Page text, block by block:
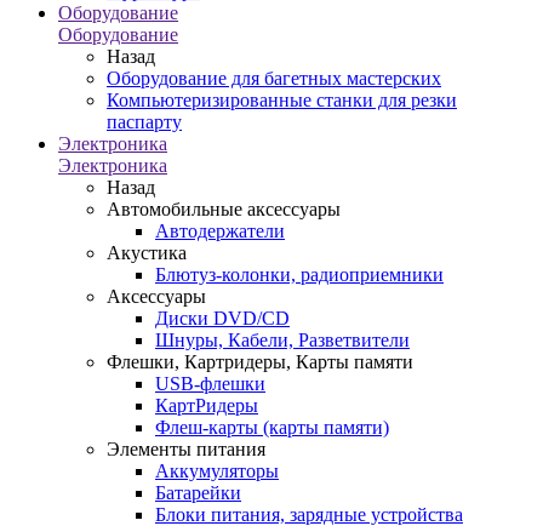
Оборудование
Оборудование
Назад
Оборудование для багетных мастерских
Компьютеризированные станки для резки
паспарту
Электроника
Электроника
Назад
Автомобильные аксессуары
Автодержатели
Акустика
Блютуз-колонки, радиоприемники
Аксессуары
Диски DVD/CD
Шнуры, Кабели, Разветвители
Флешки, Картридеры, Карты памяти
USB-флешки
КартРидеры
Флеш-карты (карты памяти)
Элементы питания
Аккумуляторы
Батарейки
Блоки питания, зарядные устройства